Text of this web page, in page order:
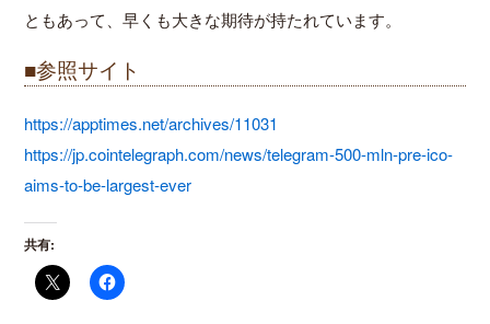
ともあって、早くも大きな期待が持たれています。
■参照サイト
https://apptimes.net/archives/11031
https://jp.cointelegraph.com/news/telegram-500-mln-pre-ico-
aims-to-be-largest-ever
共有: